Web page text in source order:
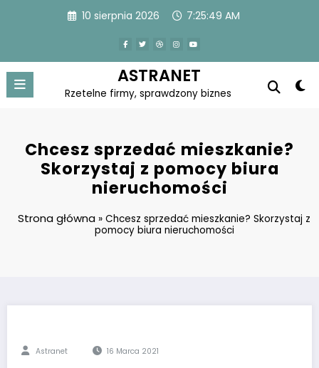
10 sierpnia 2026 7:25:50 AM
ASTRANET
Rzetelne firmy, sprawdzony biznes
Chcesz sprzedać mieszkanie?
Skorzystaj z pomocy biura
nieruchomości
Strona główna »Chcesz sprzedać mieszkanie? Skorzystaj z
pomocy biura nieruchomości
Astranet 16 Marca 2021